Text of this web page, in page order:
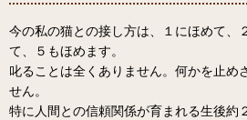
今の私の猫との接し方は、１にほめて、
て、５もほめます。
叱ることは全くありません。何かを止め
せん。
特に人間との信頼関係が育まれる生後約